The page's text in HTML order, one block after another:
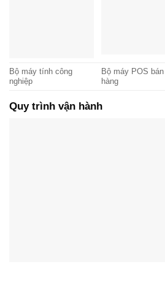
Bộ máy tính công
nghiệp
Bộ máy POS bán
hàng
Quy trình vận hành